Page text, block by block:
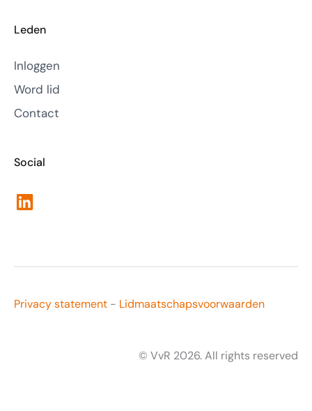
Leden
Inloggen
Word lid
Contact
Social
LinkedIn
Privacy statement - Lidmaatschapsvoorwaarden
© VvR 2026. All rights reserved